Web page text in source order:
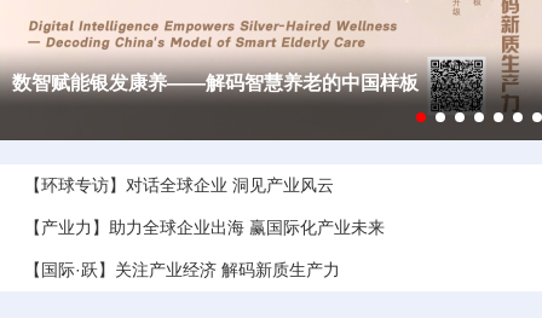
智造进行时——中国机器人产业时间志
【环球专访】对话全球企业 洞见产业风云
【产业力】助力全球企业出海 赢国际化产业未来
【国际·跃】关注产业经济 解码新质生产力